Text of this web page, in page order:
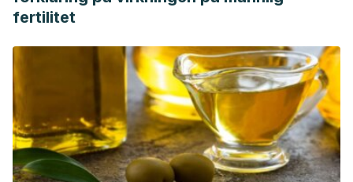
fertilitet